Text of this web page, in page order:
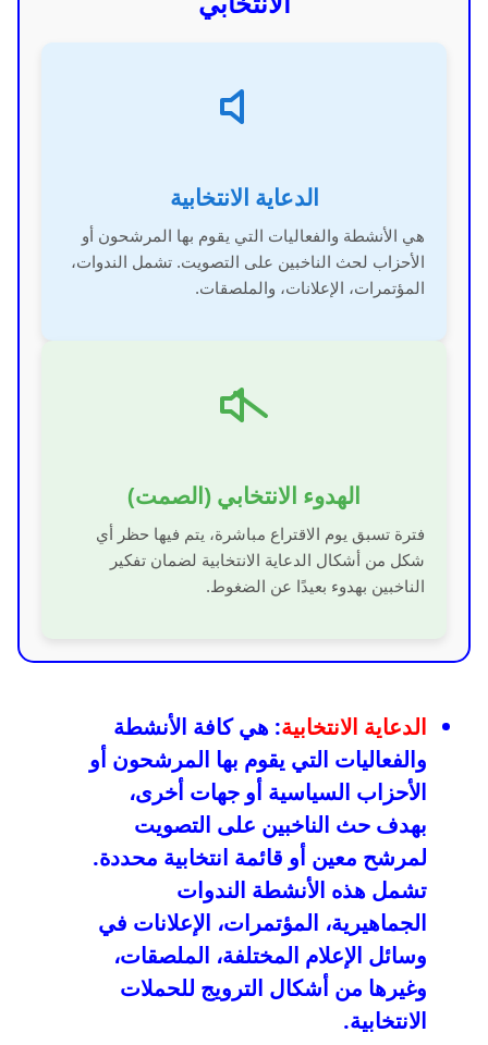
الدعاية الانتخابية
هي الأنشطة والفعاليات التي يقوم بها المرشحون أو
الأحزاب لحث الناخبين على التصويت. تشمل الندوات،
المؤتمرات، الإعلانات، والملصقات.
الهدوء الانتخابي (الصمت)
فترة تسبق يوم الاقتراع مباشرة، يتم فيها حظر أي
شكل من أشكال الدعاية الانتخابية لضمان تفكير
الناخبين بهدوء بعيدًا عن الضغوط.
الدعاية الانتخابية: هي كافة الأنشطة
والفعاليات التي يقوم بها المرشحون أو
الأحزاب السياسية أو جهات أخرى،
بهدف حث الناخبين على التصويت
لمرشح معين أو قائمة انتخابية محددة.
تشمل هذه الأنشطة الندوات
الجماهيرية، المؤتمرات، الإعلانات في
وسائل الإعلام المختلفة، الملصقات،
وغيرها من أشكال الترويج للحملات
الانتخابية.